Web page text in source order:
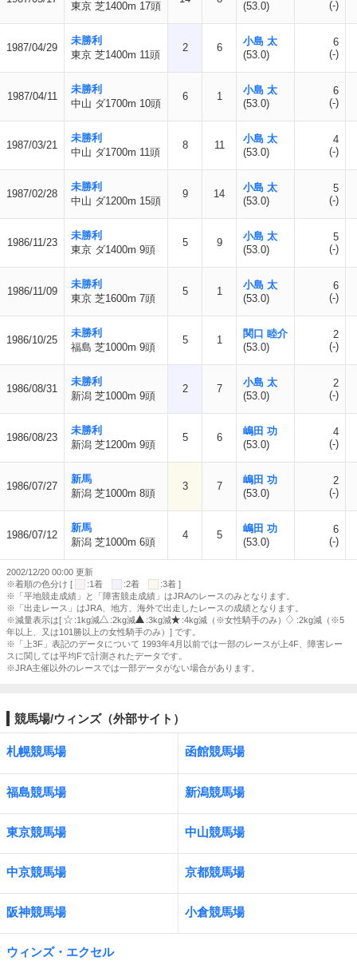
東京 芝1400m 17頭 (53.0) (-)
1987/04/29
未勝利
東京 芝1400m 11頭
2 6
小島 太
(53.0)
6
(-)
1987/04/11
未勝利
中山 ダ1700m 10頭
6 1
小島 太
(53.0)
6
(-)
1987/03/21
未勝利
中山 ダ1700m 11頭
8 11
小島 太
(53.0)
4
(-)
1987/02/28
未勝利
中山 ダ1200m 15頭
9 14
小島 太
(53.0)
5
(-)
1986/11/23
未勝利
東京 ダ1400m 9頭
5 9
小島 太
(53.0)
5
(-)
1986/11/09
未勝利
東京 芝1600m 7頭
5 1
小島 太
(53.0)
6
(-)
1986/10/25
未勝利
福島 芝1000m 9頭
5 1
関口 睦介
(53.0)
2
(-)
1986/08/31
未勝利
新潟 芝1000m 9頭
2 7
小島 太
(53.0)
2
(-)
1986/08/23
未勝利
新潟 芝1200m 9頭
5 6
嶋田 功
(53.0)
4
(-)
1986/07/27
新馬
新潟 芝1000m 8頭
3 7
嶋田 功
(53.0)
2
(-)
1986/07/12
新馬
新潟 芝1000m 6頭
4 5
嶋田 功
(53.0)
6
(-)
2002/12/20 00:00 更新
※着順の色分け [
:1着 :2着
:3着 ]
※「平地競走成績」と「障害競走成績」はJRAのレースのみとなります。
※「出走レース」はJRA、地方、海外で出走したレースの成績となります。
※減量表示は[
:1kg減 :2kg減 :3kg減 :4kg減（※女性騎手のみ）
:2kg減（※5
年以上、又は101勝以上の女性騎手のみ）] です。
※「上3F」表記のデータについて 1993年4月以前では一部のレースが上4F、障害レー
スに関しては平均Fで計測されたデータです。
※JRA主催以外のレースでは一部データがない場合があります。
競馬場/ウィンズ（外部サイト）
札幌競馬場 函館競馬場
福島競馬場 新潟競馬場
東京競馬場 中山競馬場
中京競馬場 京都競馬場
阪神競馬場 小倉競馬場
ウィンズ・エクセル